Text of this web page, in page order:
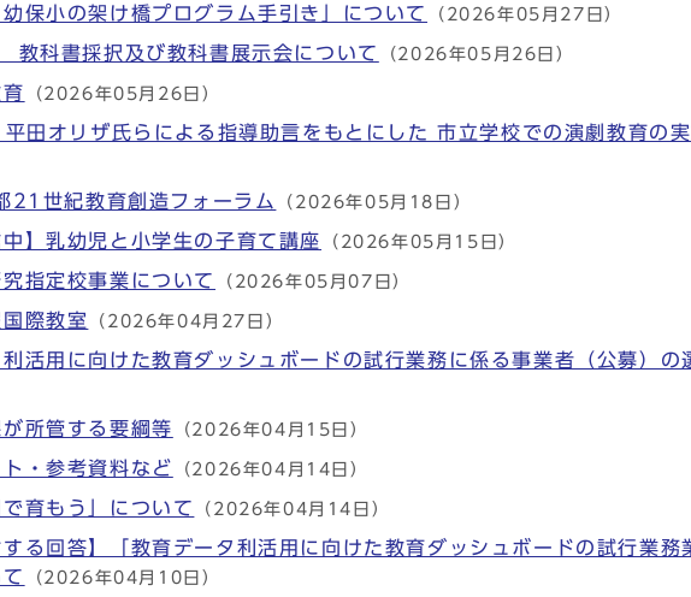
保小の架け橋プログラム手引き」について （2026年05月27日）
科書採択及び教科書展示会について （2026年05月26日）
（2026年05月26日）
田オリザ氏らによる指導助言をもとにした 市立学校での演劇教育の
21世紀教育創造フォーラム
（2026年05月18日）
中】乳幼児と小学生の子育て講座 （2026年05月15日）
指定校事業について （2026年05月07日）
際教室 （2026年04月27日）
活用に向けた教育ダッシュボードの試行業務に係る事業者（公募）の
所管する要綱等
（2026年04月15日）
・参考資料など （2026年04月14日）
で育もう」について （2026年04月14日）
する回答】「教育データ利活用に向けた教育ダッシュボードの試行業務
（2026年04月10日）